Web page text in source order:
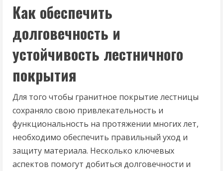
Как обеспечить
долговечность и
устойчивость лестничного
покрытия
Для того чтобы гранитное покрытие лестницы
сохраняло свою привлекательность и
функциональность на протяжении многих лет,
необходимо обеспечить правильный уход и
защиту материала. Несколько ключевых
аспектов помогут добиться долговечности и